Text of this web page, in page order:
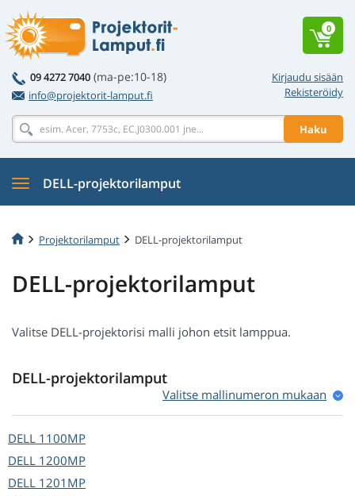
Kirjaudu sisään
Rekisteröidy
09 4272 7040 (ma-pe:10-18)
info@projektorit-lamput.fi
Haku
0
DELL-projektorilamput
Projektorilamput DELL-projektorilamput
DELL-projektorilamput
Valitse DELL-projektorisi malli johon etsit lamppua.
DELL-projektorilamput
Valitse mallinumeron mukaan
DELL 1100MP
DELL 1200MP
DELL 1201MP